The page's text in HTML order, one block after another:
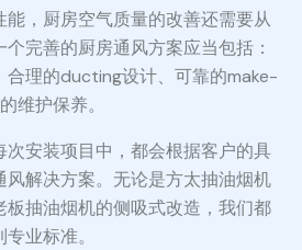
能，厨房空气质量的改善还需要从
完善的厨房通风方案应当包括：
合理的ducting设计、可靠的make-
维护保养。
次安装项目中，都会根据客户的具
解决方案。无论是方太抽油烟机
板抽油烟机的侧吸式改造，我们都
业标准。